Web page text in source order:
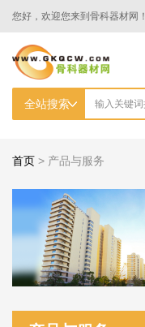
您好，欢迎您来到骨科器材网！
首页 > 产品与服务